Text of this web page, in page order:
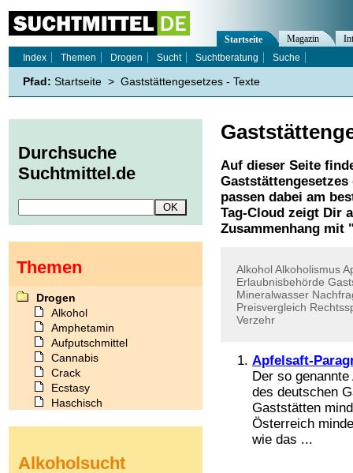
Auf dieser Seite
Gaststättengesetzes
passen dabei am
Tag-Cloud zeigt Dir
Zusammenhang mit
AlkoholAlkoholismus
Erlaubnisbehörde
Mineralwasser
Preisvergleich
Verzehr
Apfelsaft-
Der so
des deutschen
Gaststätten
Österreich
wie das ...
Startseite Magazin
Index
Themen Drogen Sucht Suchtberatung Suche
Pfad: Startseite > Gaststättengesetzes - Texte
Durchsuche
Suchtmittel.de
Themen
Drogen
Alkohol
Amphetamin
Aufputschmittel
Cannabis
Crack
Ecstasy
Haschisch
Kokain
Alkoholsucht